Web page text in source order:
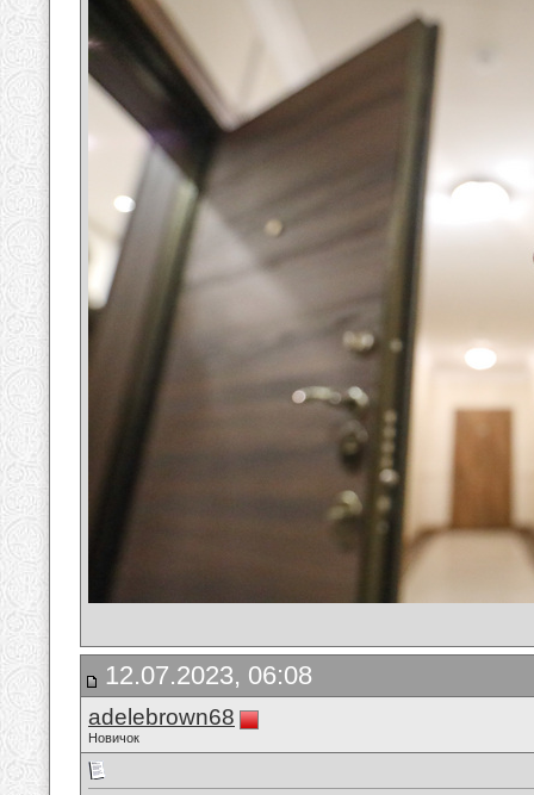
12.07.2023, 06:08
adelebrown68
Новичок